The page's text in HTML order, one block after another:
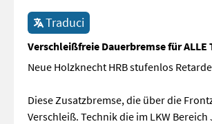
Traduci
Verschleißfreie Dauerbremse für ALLE
Neue Holzknecht HRB stufenlos
Diese Zusatzbremse, die über die
Verschleiß. Technik die im LKW